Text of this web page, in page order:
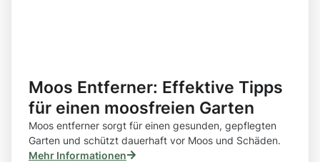
Moos Entferner: Effektive Tipps
für einen moosfreien Garten
Moos entferner sorgt für einen gesunden, gepflegten
Garten und schützt dauerhaft vor Moos und Schäden.
Mehr Informationen